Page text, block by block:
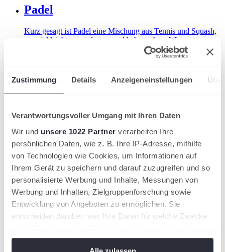
Zustimmung Details Anzeigeneinstellungen
Verantwortungsvoller Umgang mit Ihren Daten
Wir und unsere 1022 Partner verarbeiten Ihre
persönlichen Daten, wie z. B. Ihre IP-Adresse, mithilfe
von Technologien wie Cookies, um Informationen auf
Ihrem Gerät zu speichern und darauf zuzugreifen und so
personalisierte Werbung und Inhalte, Messungen von
Werbung und Inhalten, Zielgruppenforschung sowie
Entwicklung von Angeboten zu ermöglichen. Sie
entscheiden darüber, wer Ihre Daten für welche Zwecke
Cookie-Erklärung oder durch Klicken auf das Privacy
Padel
Kurz gesagt ist Padel eine Mischung aus Tennis und Squash,
nur viel leichter zu erlernen und beherrschen. Wir
beantworten Deine Fragen zum Trendsport.
Pickleball
Pickleball, die aus den USA stammende Trendsportart,